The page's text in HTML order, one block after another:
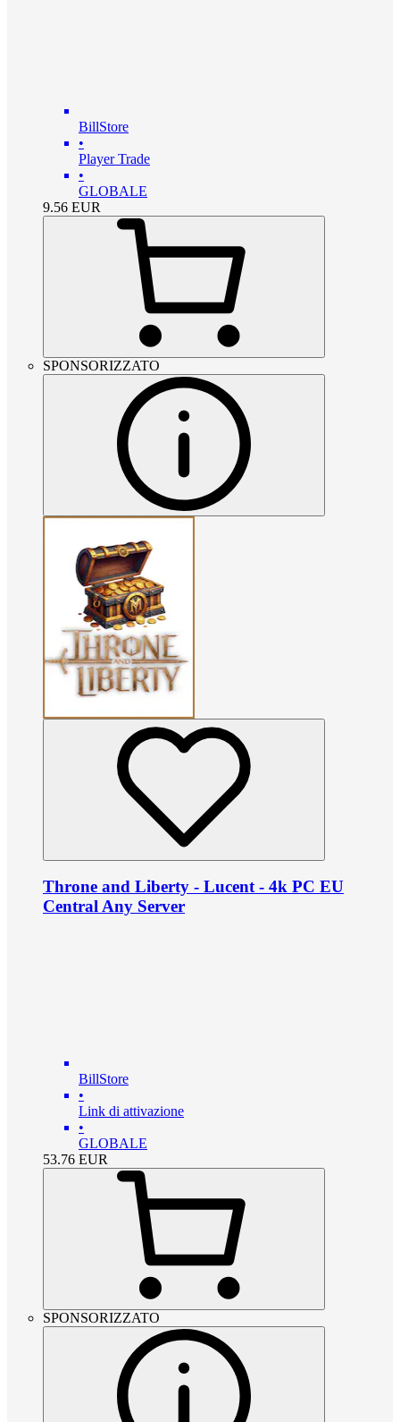
BillStore
•
Player Trade
•
GLOBALE
9.56 EUR
SPONSORIZZATO
Throne and Liberty - Lucent - 4k PC EU
Central Any Server
BillStore
•
Link di attivazione
•
GLOBALE
53.76 EUR
SPONSORIZZATO